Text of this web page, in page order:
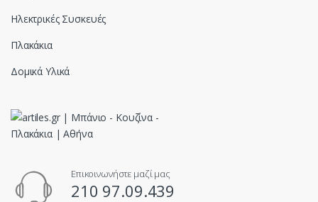
Ηλεκτρικές Συσκευές
Πλακάκια
Δομικά Υλικά
Επικοινωνήστε μαζί μας
210 97.09.439